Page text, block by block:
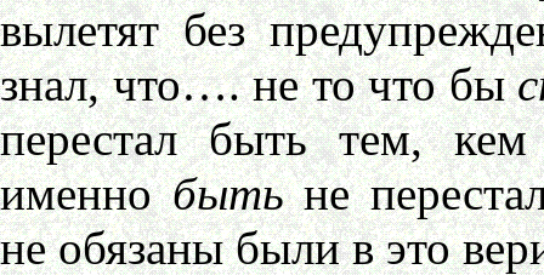
вылетят без
знал, что…. не то что бы
перестал быть тем,
именнобытьне
не обязаны были в это